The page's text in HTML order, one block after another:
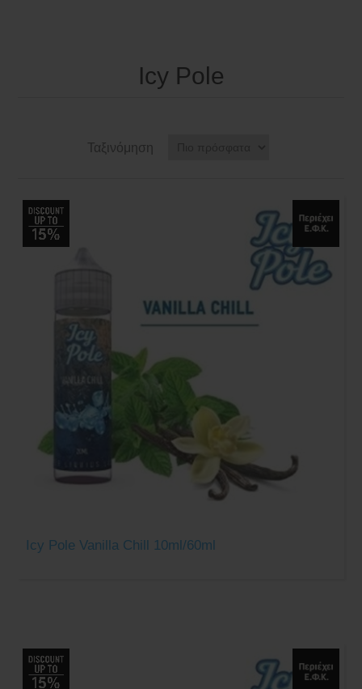
Icy Pole
Ταξινόμηση
Icy Pole Vanilla Chill 10ml/60ml